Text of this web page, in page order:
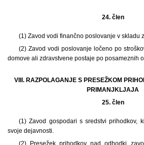
24. člen
(1) Zavod vodi finančno poslovanje v skladu
(2) Zavod vodi poslovanje ločeno po
domove ali zdravstvene postaje po posameznih
VIII. RAZPOLAGANJE S PRESEŽKOM
PRIMANJKLJAJA
25. člen
(1) Zavod gospodari s sredstvi prihodkov,
svoje dejavnosti.
(2) Presežek prihodkov nad odhodki